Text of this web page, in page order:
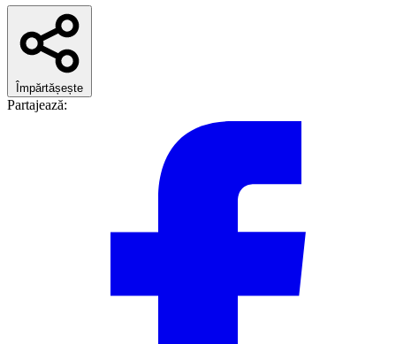
Împărtășește
Partajează: